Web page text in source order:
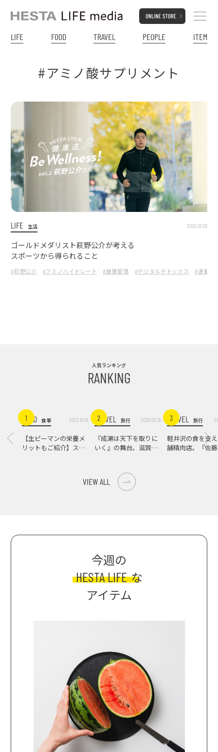
LIFE FOOD TRAVEL PEOPLE ITEM
#アミノ酸サプリメント
LIFE 生活 2025.01.28
ゴールドメダリスト萩野公介が考える
スポーツから得られること
#萩野公介 #アミノハイドレート #健康管理 #デジタルデトックス #運動習
人気ランキング
RANKING
1FOOD 食事 2023.10.16
【生ピーマンの栄養メ
リットもご紹介】スパ
2
TRAVEL 旅行 2026.05.15
『成瀬は天下を取りに
いく』の舞台。滋賀県
3
TRAVEL 旅行
軽井沢の食を支
舗精肉店。『佐
VIEW ALL
今週の
HESTA LIFE な
アイテム